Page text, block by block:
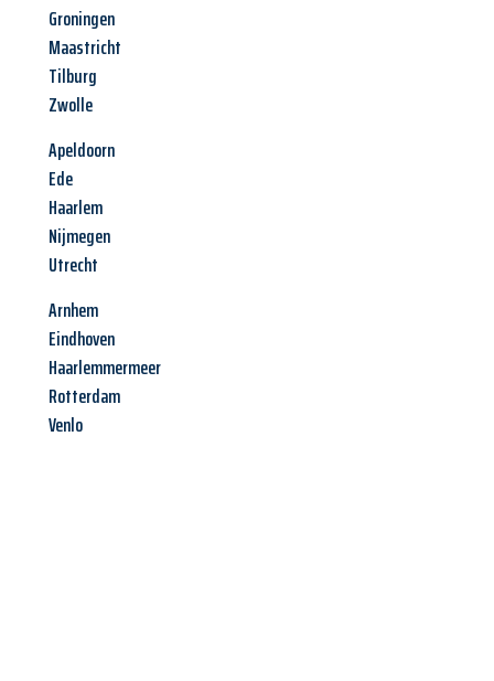
Groningen
Maastricht
Tilburg
Zwolle
Apeldoorn
Ede
Haarlem
Nijmegen
Utrecht
Arnhem
Eindhoven
Haarlemmermeer
Rotterdam
Venlo